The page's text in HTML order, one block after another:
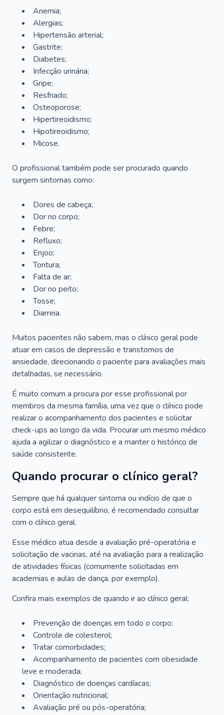
Anemia;
Alergias;
Hipertensão arterial;
Gastrite;
Diabetes;
Infecção urinária;
Gripe;
Resfriado;
Osteoporose;
Hipertireoidismo;
Hipotireoidismo;
Micose.
O profissional também pode ser procurado quando
surgem sintomas como:
Dores de cabeça;
Dor no corpo;
Febre;
Refluxo;
Enjoo;
Tontura;
Falta de ar;
Dor no peito;
Tosse;
Diarreia.
Muitos pacientes não sabem, mas o clínico geral pode
atuar em casos de depressão e transtornos de
ansiedade, direcionando o paciente para avaliações mais
detalhadas, se necessário.
É muito comum a procura por esse profissional por
membros da mesma família, uma vez que o clínico pode
realizar o acompanhamento dos pacientes e solicitar
check-ups ao longo da vida. Procurar um mesmo médico
ajuda a agilizar o diagnóstico e a manter o histórico de
saúde consistente.
Quando procurar o clínico geral?
Sempre que há qualquer sintoma ou indício de que o
corpo está em desequilíbrio, é recomendado consultar
com o clínico geral.
Esse médico atua desde a avaliação pré-operatória e
solicitação de vacinas, até na avaliação para a realização
de atividades físicas (comumente solicitadas em
academias e aulas de dança, por exemplo).
Confira mais exemplos de quando ir ao clínico geral:
Prevenção de doenças em todo o corpo;
Controle de colesterol;
Tratar comorbidades;
Acompanhamento de pacientes com obesidade
leve e moderada;
Diagnóstico de doenças cardíacas;
Orientação nutricional;
Avaliação pré ou pós-operatória;